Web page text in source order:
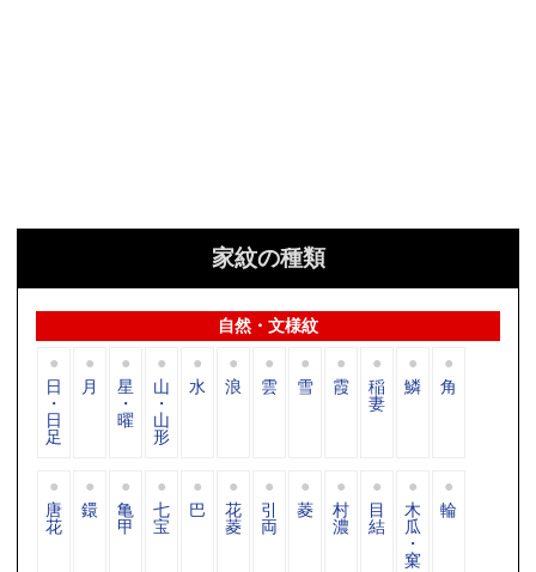
家紋の種類
自然・文様紋
日
・
日
足
月 星
・
曜
山
・
山
形
水 浪 雲 雪 霞 稲
妻
鱗 角
唐
花
鐶 亀
甲
七
宝
巴 花
菱
引
両
菱 村
濃
目
結
木
瓜
・
窠
輪